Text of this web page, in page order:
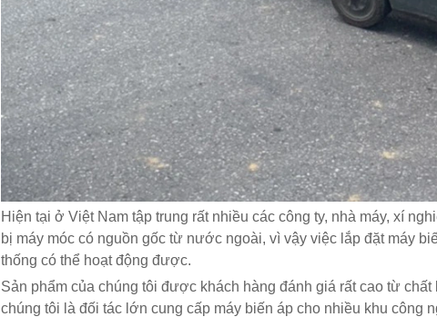
Hiện tại ở Việt Nam tập trung rất nhiều các công ty, nhà máy, xí
bị máy móc có nguồn gốc từ nước ngoài, vì vậy việc lắp đặt máy
thống có thể hoạt động được.
Sản phẩm của chúng tôi được khách hàng đánh giá rất cao từ
chúng tôi là đối tác lớn cung cấp máy biến áp cho nhiều khu công